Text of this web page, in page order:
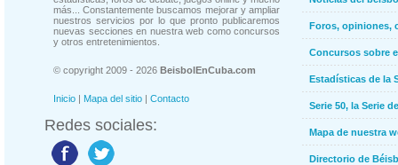
más... Constantemente buscamos mejorar y ampliar
nuestros servicios por lo que pronto publicaremos
nuevas secciones en nuestra web como concursos
y otros entretenimientos.
© copyright 2009 - 2026 BeisbolEnCuba.com
Inicio | Mapa del sitio | Contacto
Redes sociales:
Foros, opiniones,
Concursos sobre
Estadísticas de la
Serie 50, la Serie
Mapa de nuestra
Directorio de